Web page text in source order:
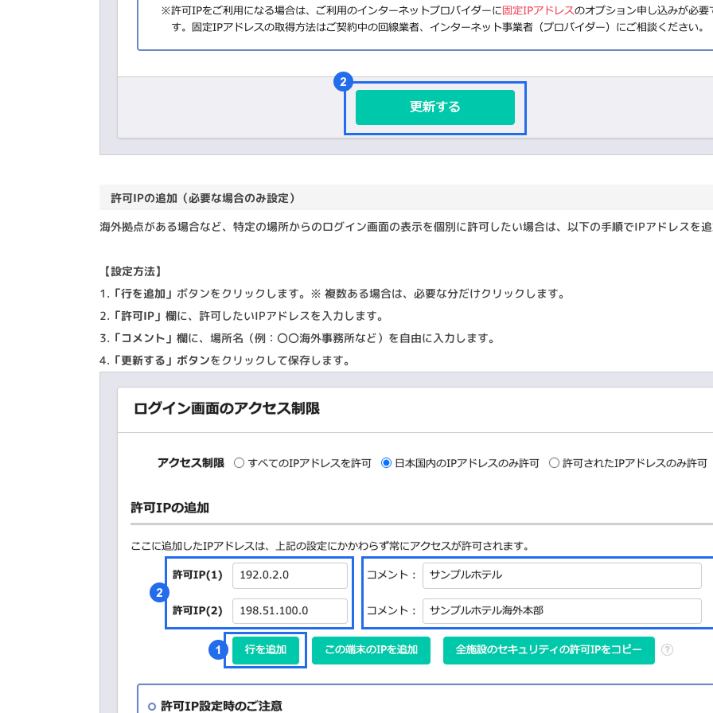
許可IPの追加（必要な場合のみ設定）
海外拠点がある場合など、特定の場所からのログイン画面の表示を個別に許可したい場合は、以下の手順でIPアドレスを追
【設定方法】
1. 「行を追加」 ボタンをクリックします。※ 複数ある場合は、必要な分だけクリックします。
2. 「許可IP」 欄に、許可したいIPアドレスを入力します。
3. 「コメント」 欄に、場所名（例：〇〇海外事務所など）を自由に入力します。
4. 「更新する」ボタンをクリックして保存します。